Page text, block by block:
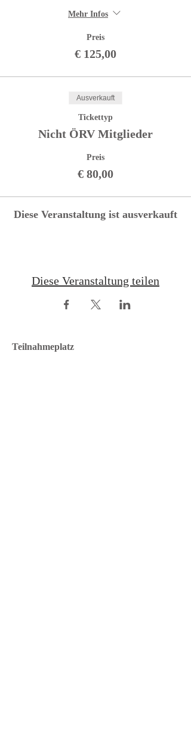
Mehr Infos
Preis
€ 125,00
Ausverkauft
Tickettyp
Nicht ÖRV Mitglieder
Preis
€ 80,00
Diese Veranstaltung ist ausverkauft
Diese Veranstaltung teilen
Teilnahmeplatz